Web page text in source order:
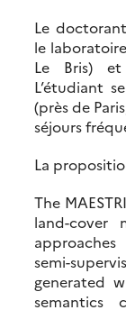
Le
le
Le Bris) et
L’étudiant
(près de
séjours
La
The
land-cover
semi-
generated
semantics